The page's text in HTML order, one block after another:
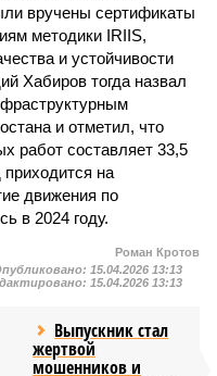
вручены сертификаты
методики IRIIS,
и устойчивости
Хабиров тогда назвал
и отметил, что
работ составляет 33,5
на
движения по
в 2024 году.
Роман Кротов
15.04.2026 13:13
15.04.2026 13:13
Выпускник стал
жертвой
мошенников и